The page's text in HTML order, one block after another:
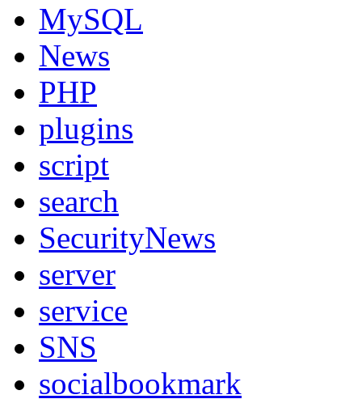
MySQL
News
PHP
plugins
script
search
SecurityNews
server
service
SNS
socialbookmark